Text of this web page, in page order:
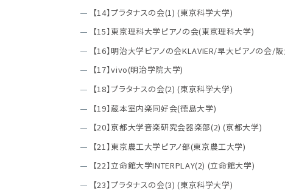
【14】プラタナスの会(1) (東京科学大学)
【15】東京理科大学ピアノの会(東京理科大学)
【16】明治大学ピアノの会KLAVIER/早大ピアノの
【17】vivo(明治学院大学)
【18】プラタナスの会(2) (東京科学大学)
【19】蔵本室内楽同好会(徳島大学)
【20】京都大学音楽研究会器楽部(2) (京都大学)
【21】東京農工大学ピアノ部(東京農工大学)
【22】立命館大学INTERPLAY(2) (立命館大学)
【23】プラタナスの会(3) (東京科学大学)